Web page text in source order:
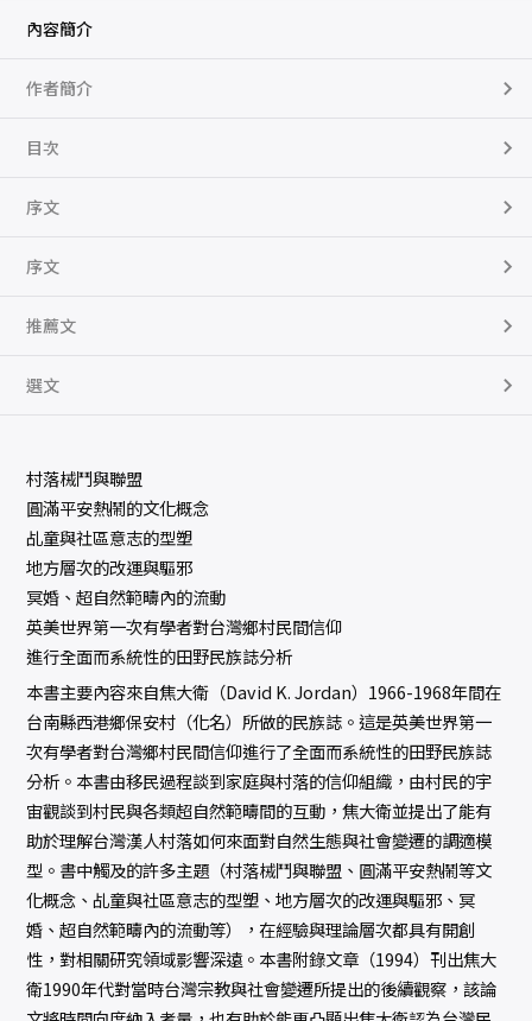
內容簡介
作者簡介
目次
序文
序文
推薦文
選文
村落械鬥與聯盟
圓滿平安熱鬧的文化概念
乩童與社區意志的型塑
地方層次的改運與驅邪
冥婚、超自然範疇內的流動
英美世界第一次有學者對台灣鄉村民間信仰
進行全面而系統性的田野民族誌分析
本書主要內容來自焦大衛（David K. Jordan）1966-1968年間在
台南縣西港鄉保安村（化名）所做的民族誌。這是英美世界第一
次有學者對台灣鄉村民間信仰進行了全面而系統性的田野民族誌
分析。本書由移民過程談到家庭與村落的信仰組織，由村民的宇
宙觀談到村民與各類超自然範疇間的互動，焦大衛並提出了能有
助於理解台灣漢人村落如何來面對自然生態與社會變遷的調適模
型。書中觸及的許多主題（村落械鬥與聯盟、圓滿平安熱鬧等文
化概念、乩童與社區意志的型塑、地方層次的改運與驅邪、冥
婚、超自然範疇內的流動等），在經驗與理論層次都具有開創
性，對相關研究領域影響深遠。本書附錄文章（1994）刊出焦大
衛1990年代對當時台灣宗教與社會變遷所提出的後續觀察，該論